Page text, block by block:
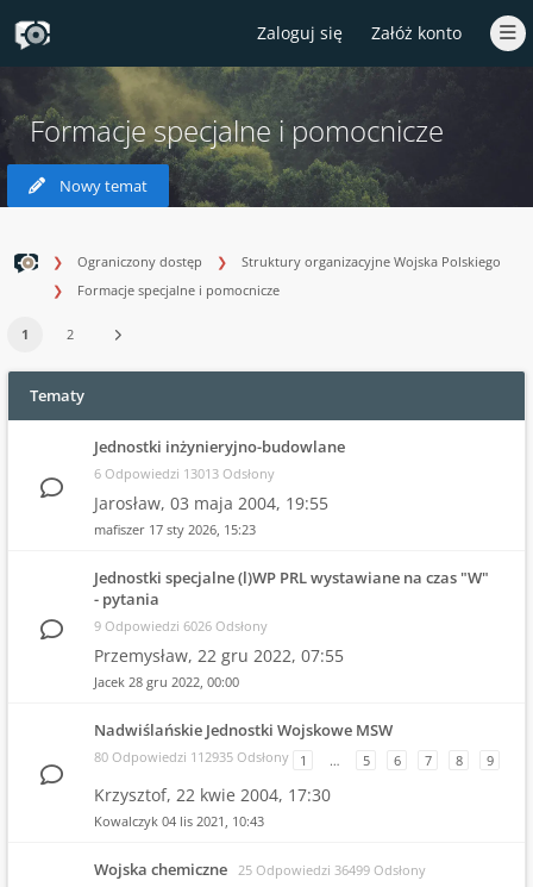
Zaloguj się Załóż konto
Formacje specjalne i pomocnicze
Nowy temat
Ograniczony dostęp
Struktury organizacyjne Wojska Polskiego
Formacje specjalne i pomocnicze
1 2
Tematy
Jednostki inżynieryjno-budowlane
6 Odpowiedzi 13013 Odsłony
Jarosław, 03 maja 2004, 19:55
mafiszer 17 sty 2026, 15:23
Jednostki specjalne (l)WP PRL wystawiane na czas "W"
- pytania
9 Odpowiedzi 6026 Odsłony
Przemysław, 22 gru 2022, 07:55
Jacek 28 gru 2022, 00:00
Nadwiślańskie Jednostki Wojskowe MSW
80 Odpowiedzi 112935 Odsłony 1 … 5 6 7 8 9
Krzysztof, 22 kwie 2004, 17:30
Kowalczyk 04 lis 2021, 10:43
Wojska chemiczne 25 Odpowiedzi 36499 Odsłony